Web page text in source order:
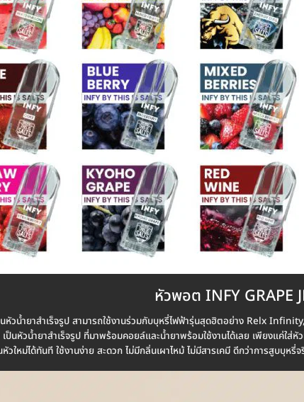
หัวพอต INFY GRAPE
นหัวน้ำยาสำเร็จรูป สามารถใช้งานร่วมกับบุหรี่ไฟฟ้ารุ่นสุดฮิตอย่าง Relx
นหัวน้ำยาสำเร็จรูป ที่มาพร้อมคอยล์และน้ำยาพร้อมใช้งานได้เลย เพียงแค่ใส่หั
วใหม่ได้ทันที ใช้งานง่าย สะดวก ไม่มีกลิ่นเผาไหม้ ไม่มีสารเคมี ดีกว่าการสูบบุหรี่